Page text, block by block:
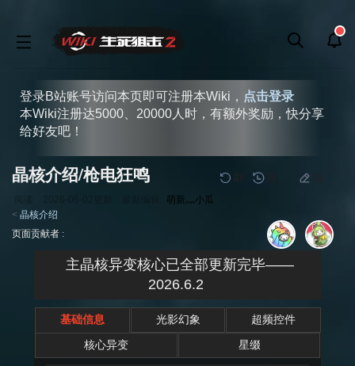
登录B站账号访问本页即可注册本Wiki， 点击登录
本Wiki注册达5000、20000人时，有额外奖励，快分享
给好友吧！
晶核介绍/枪电狂鸣
萌新灬小瓜
< 晶核介绍
跳
跳
页面贡献者 :
主晶核异变核心已全部更新完毕——
2026.6.2
基础信息 光影幻象 超频控件
核心异变 星缀